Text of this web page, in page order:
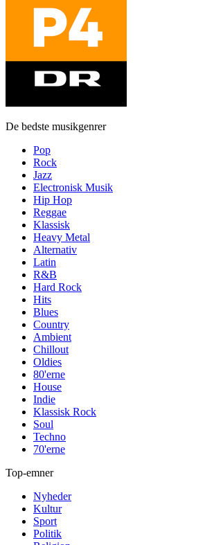
De bedste musikgenrer
Pop
Rock
Jazz
Electronisk Musik
Hip Hop
Reggae
Klassisk
Heavy Metal
Alternativ
Latin
R&B
Hard Rock
Hits
Blues
Country
Ambient
Chillout
Oldies
80'erne
House
Indie
Klassisk Rock
Soul
Techno
70'erne
Top-emner
Nyheder
Kultur
Sport
Politik